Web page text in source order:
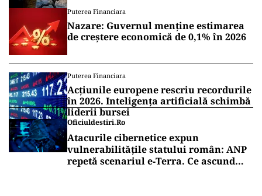
Puterea Financiara
Nazare: Guvernul menține estimarea
de creștere economică de 0,1% în 2026
Puterea Financiara
Acțiunile europene rescriu recordurile
în 2026. Inteligența artificială schimbă
liderii bursei
Oficiuldestiri.ro
Atacurile cibernetice expun
vulnerabilitățile statului român: ANP
repetă scenariul e‑Terra. Ce ascund